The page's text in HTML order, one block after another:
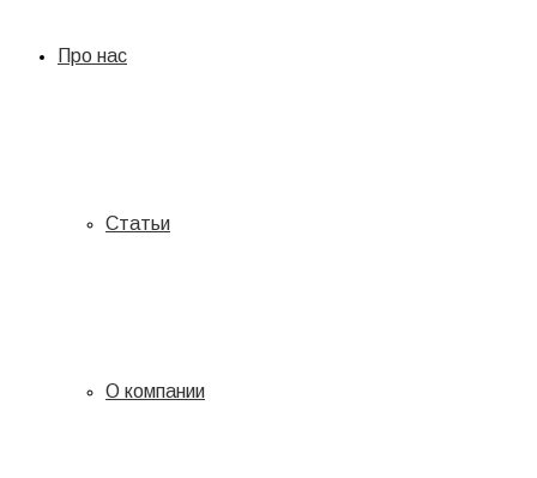
Про нас
Статьи
О компании